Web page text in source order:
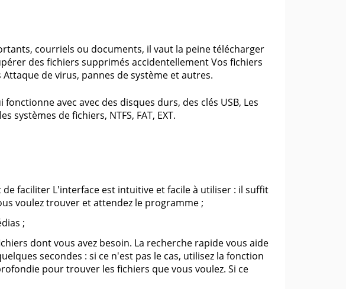
courriels ou documents, il vaut la peine télécharger
des fichiers supprimés accidentellement Vos fichiers
de virus, pannes de système et autres.
avec avec des disques durs, des clés USB, Les
systèmes de fichiers, NTFS, FAT, EXT.
faciliter L'interface est intuitive et facile à utiliser : il suffit
voulez trouver et attendez le programme ;
;
dont vous avez besoin. La recherche rapide vous aide
secondes : si ce n'est pas le cas, utilisez la fonction
pour trouver les fichiers que vous voulez. Si ce